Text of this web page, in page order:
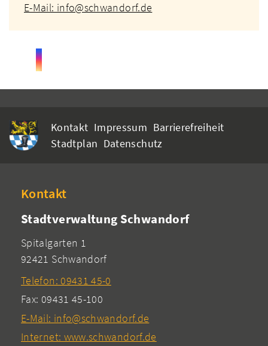
E-Mail: info@schwandorf.de
Kontakt Impressum Barrierefreiheit
Stadtplan Datenschutz
Kontakt
Stadtverwaltung Schwandorf
Spitalgarten 1
92421 Schwandorf
Telefon: 09431 45-0
Fax: 09431 45-100
E-Mail: info@schwandorf.de
Internet: www.schwandorf.de